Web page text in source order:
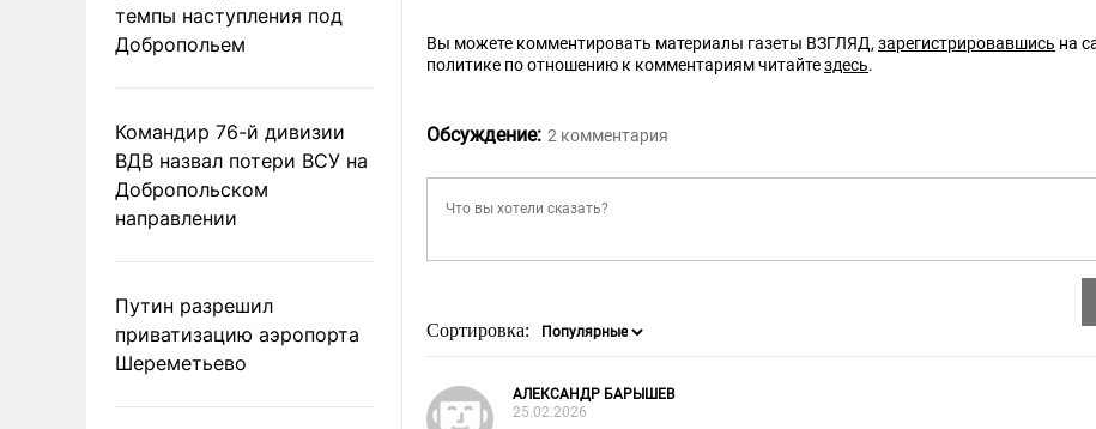
темпы наступления под
Добропольем
Командир 76-й дивизии
ВДВ назвал потери ВСУ на
Добропольском
направлении
Путин разрешил
приватизацию аэропорта
Шереметьево
Вы можете комментировать материалы газеты ВЗГЛЯД, зарегистрировавшись на
политике по отношению к комментариям читайтездесь.
Обсуждение: 2 комментария
Сортировка:
АЛЕКСАНДР БАРЫШЕВ
25.02.2026